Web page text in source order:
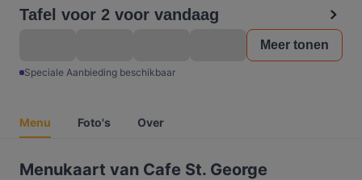
Tafel voor 2 voor vandaag
Meer tonen
Speciale Aanbieding beschikbaar
Menu Foto's Over
Menukaart van Cafe St. George